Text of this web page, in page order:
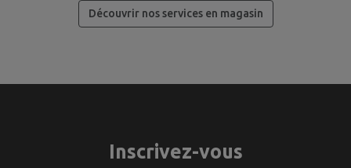
Découvrir nos services en magasin
Inscrivez-vous